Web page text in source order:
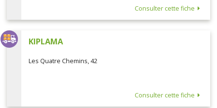
Consulter cette fiche
KIPLAMA
Les Quatre Chemins, 42
Consulter cette fiche